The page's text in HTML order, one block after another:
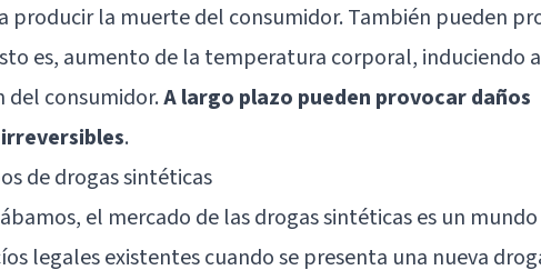
producir la muerte del consumidor. También pueden
es, aumento de la temperatura corporal, induciendo
del consumidor.A largo plazo pueden provocar daños
.
de drogas sintéticas
el mercado de las drogas sintéticas es un mundo
legales existentes cuando se presenta una nueva